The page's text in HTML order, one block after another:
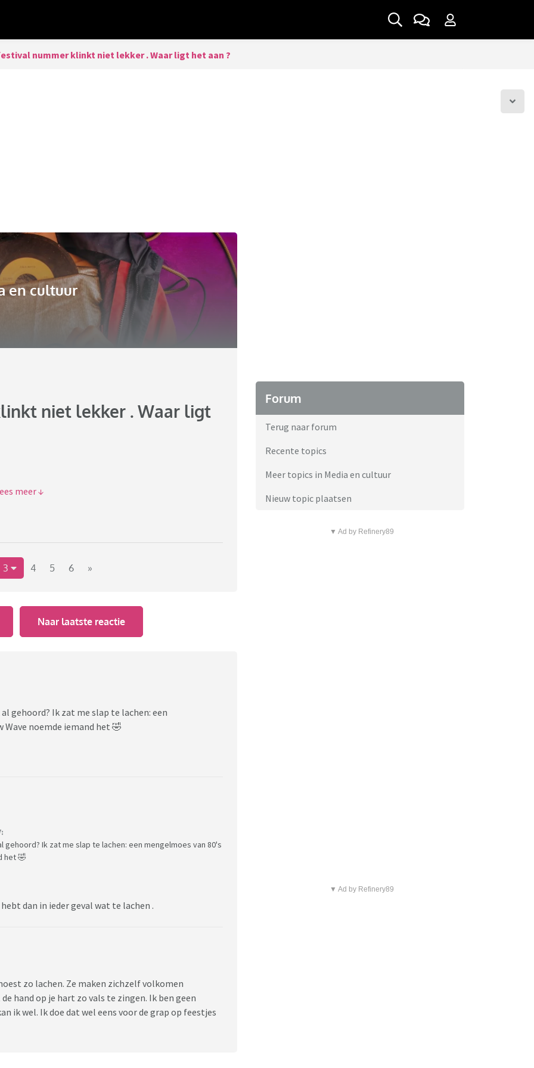
nummer klinkt niet lekker . Waar ligt het aan ?
en cultuur
niet lekker . Waar ligt
toch klonk het songfestival nummer van Mia
kunnen kiezen , of wacht , er viel niets te kiezen
ze word.
shinen straks ? Ik hoop het zo voor ze .
3 4 5 6 »
Naar laatste reactie
gehoord? Ik zat me slap te lachen: een
noemde iemand het 🤣
gehoord? Ik zat me slap te lachen: een mengelmoes van 80's
het 🤣
dan in ieder geval wat te lachen .
zo lachen. Ze maken zichzelf volkomen
hand op je hart zo vals te zingen. Ik ben geen
ik wel. Ik doe dat wel eens voor de grap op feestjes
Forum
Terug naar forum
Recente topics
Meer topics in Media en cultuur
Nieuw topic plaatsen
▼ Ad by Refinery89
▼ Ad by Refinery89